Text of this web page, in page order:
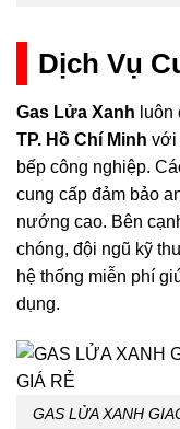
Dịch Vụ
Gas Lửa Xanh
TP. Hồ Chí Minh với
bếp công nghiệp.
cung cấp đảm bảo
nướng cao. Bên
chóng, đội ngũ kỹ
hệ thống miễn phí
dụng.
GAS LỬA XANH